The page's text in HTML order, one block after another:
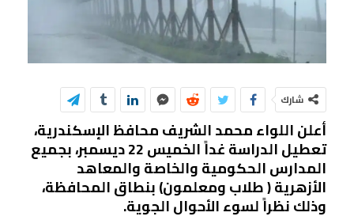
شارك
أعلن اللواء محمد الشريف محافظ الإسكندرية،
تعطيل الدراسة غداً الخميس 22 ديسمبر، بجميع
المدارس الحكومية والخاصة والمعاهد
الأزهرية ( طلاب ومعلمون) بنطاق المحافظة،
وذلك نظراً لسوء الأحوال الجوية.